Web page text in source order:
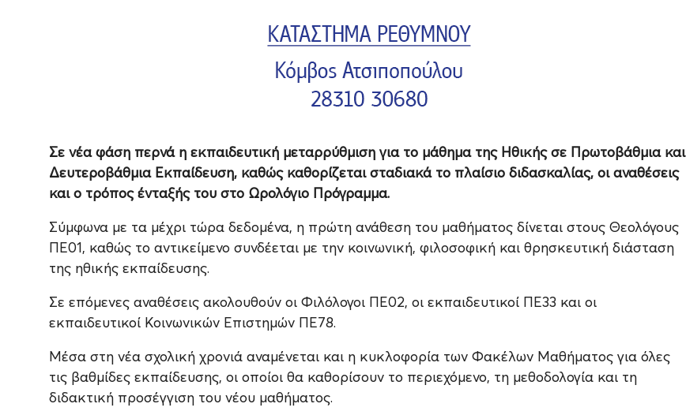
Σε νέα φάση περνά η εκπαιδευτική μεταρρύθμιση για το μάθημα της Ηθικής σε Πρωτοβάθμια και
Δευτεροβάθμια Εκπαίδευση, καθώς καθορίζεται σταδιακά το πλαίσιο διδασκαλίας, οι αναθέσεις
και ο τρόπος ένταξής του στο Ωρολόγιο Πρόγραμμα.
Σύμφωνα με τα μέχρι τώρα δεδομένα, η πρώτη ανάθεση του μαθήματος δίνεται στους Θεολόγους
ΠΕ01, καθώς το αντικείμενο συνδέεται με την κοινωνική, φιλοσοφική και θρησκευτική διάσταση
της ηθικής εκπαίδευσης.
Σε επόμενες αναθέσεις ακολουθούν οι Φιλόλογοι ΠΕ02, οι εκπαιδευτικοί ΠΕ33 και οι
εκπαιδευτικοί Κοινωνικών Επιστημών ΠΕ78.
Μέσα στη νέα σχολική χρονιά αναμένεται και η κυκλοφορία των Φακέλων Μαθήματος για όλες
τις βαθμίδες εκπαίδευσης, οι οποίοι θα καθορίσουν το περιεχόμενο, τη μεθοδολογία και τη
διδακτική προσέγγιση του νέου μαθήματος.